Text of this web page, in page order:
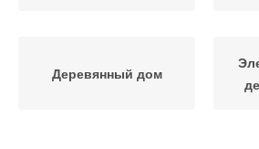
Деревянный дом